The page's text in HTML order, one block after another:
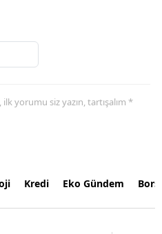
yorumu siz yazın, tartışalım *
Kredi Eko Gündem